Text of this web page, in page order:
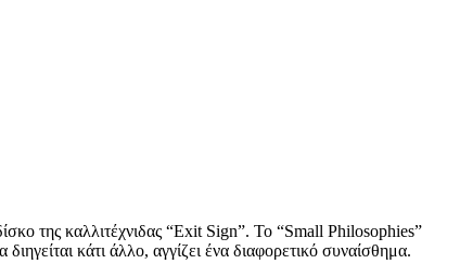
της καλλιτέχνιδας “Exit Sign”. Το “Small Philosophies”
κάτι άλλο, αγγίζει ένα διαφορετικό συναίσθημα.